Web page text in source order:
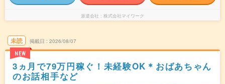
派遣会社 株式会社マイワーク
未読
NEW
掲載日 2026/08/07
3ヵ月で79万円稼ぐ！未経験OK＊おばあちゃん
のお話相手など